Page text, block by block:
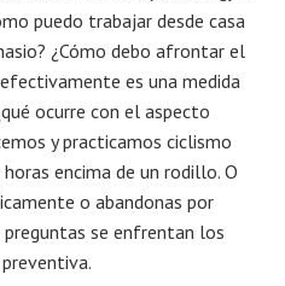
puedo trabajar desde casa
¿Cómo debo afrontar el
es una medida
ocurre con el aspecto
y practicamos ciclismo
encima de un rodillo. O
o abandonas por
se enfrentan los